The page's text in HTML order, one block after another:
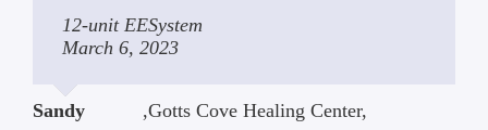
12-unit EESystem
March 6, 2023
Sandy
,Gotts Cove Healing Center,